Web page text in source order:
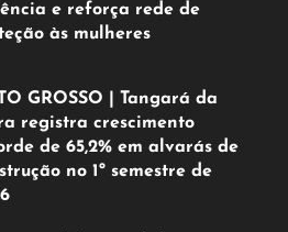
e reforça rede de
às mulheres
GROSSO | Tangará da
registra crescimento
de 65,2% em alvarás de
no 1º semestre de